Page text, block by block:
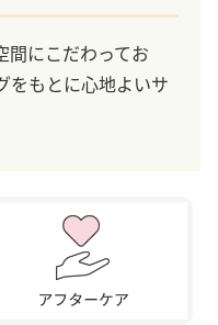
間にこだわってお
をもとに心地よいサ